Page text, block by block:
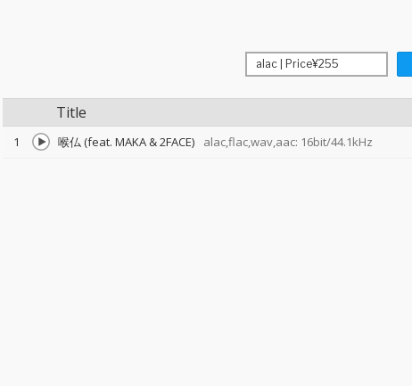
Title
1 喉仏 (feat. MAKA & 2FACE) alac,flac,wav,aac: 16bit/44.1kHz